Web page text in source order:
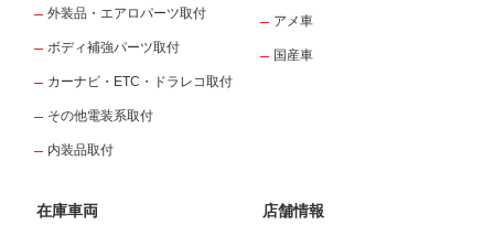
外装品・エアロパーツ取付
ボディ補強パーツ取付
カーナビ・ETC・ドラレコ取付
その他電装系取付
内装品取付
アメ車
国産車
在庫車両 店舗情報